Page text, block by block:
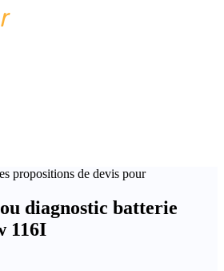
propositions de devis pour
diagnostic batterie
116I